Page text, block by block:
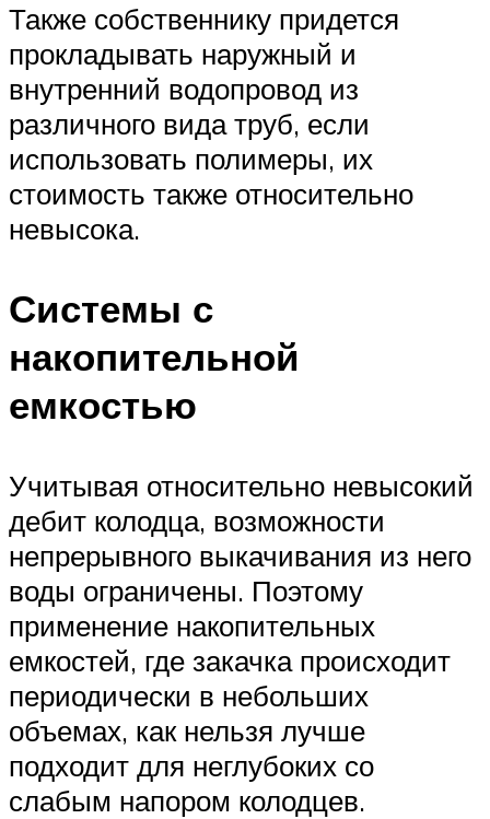
Также собственнику придется
прокладывать наружный и
внутренний водопровод из
различного вида труб, если
использовать полимеры, их
стоимость также относительно
невысока.
Системы с
накопительной
емкостью
Учитывая относительно невысокий
дебит колодца, возможности
непрерывного выкачивания из него
воды ограничены. Поэтому
применение накопительных
емкостей, где закачка происходит
периодически в небольших
объемах, как нельзя лучше
подходит для неглубоких со
слабым напором колодцев.